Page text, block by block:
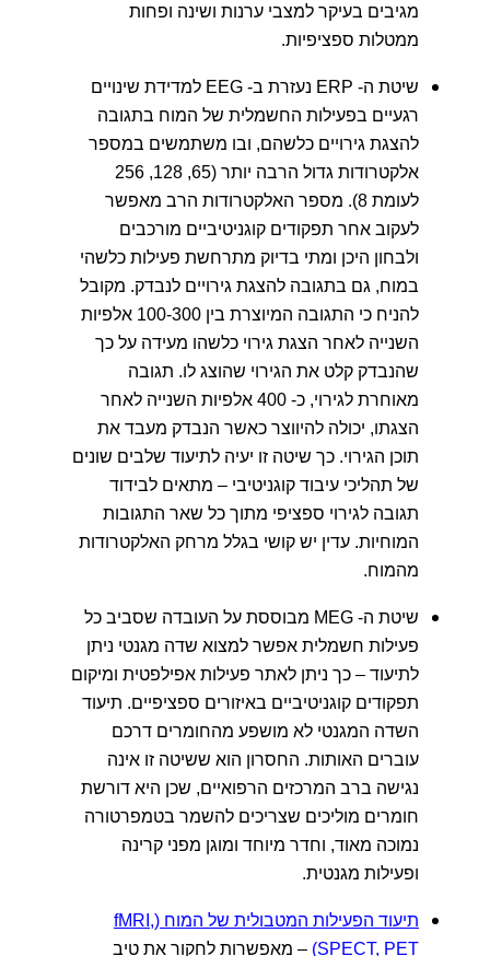
מגיבים בעיקר למצבי ערנות ושינה ופחות
ממטלות ספציפיות.
שיטת ה- ERP נעזרת ב- EEG למדידת שינויים
רגעיים בפעילות החשמלית של המוח בתגובה
להצגת גירויים כלשהם, ובו משתמשים במספר
אלקטרודות גדול הרבה יותר (65, 128, 256
לעומת 8). מספר האלקטרודות הרב מאפשר
לעקוב אחר תפקודים קוגניטיביים מורכבים
ולבחון היכן ומתי בדיוק מתרחשת פעילות כלשהי
במוח, גם בתגובה להצגת גירויים לנבדק. מקובל
להניח כי התגובה המיוצרת בין 100-300 אלפיות
השנייה לאחר הצגת גירוי כלשהו מעידה על כך
שהנבדק קלט את הגירוי שהוצג לו. תגובה
מאוחרת לגירוי, כ- 400 אלפיות השנייה לאחר
הצגתו, יכולה להיווצר כאשר הנבדק מעבד את
תוכן הגירוי. כך שיטה זו יעיה לתיעוד שלבים שונים
של תהליכי עיבוד קוגניטיבי – מתאים לבידוד
תגובה לגירוי ספציפי מתוך כל שאר התגובות
המוחיות. עדין יש קושי בגלל מרחק האלקטרודות
מהמוח.
שיטת ה- MEG מבוססת על העובדה שסביב כל
פעילות חשמלית אפשר למצוא שדה מגנטי ניתן
לתיעוד – כך ניתן לאתר פעילות אפילפטית ומיקום
תפקודים קוגניטיביים באיזורים ספציפיים. תיעוד
השדה המגנטי לא מושפע מהחומרים דרכם
עוברים האותות. החסרון הוא ששיטה זו אינה
נגישה ברב המרכזים הרפואיים, שכן היא דורשת
חומרים מוליכים שצריכים להשמר בטמפרטורה
נמוכה מאוד, וחדר מיוחד ומוגן מפני קרינה
ופעילות מגנטית.
תיעוד הפעילות המטבולית של המוח (fMRI,
SPECT, PET) – מאפשרות לחקור את טיב